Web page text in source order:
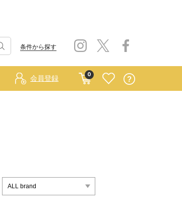
条件から探す
0
会員登録